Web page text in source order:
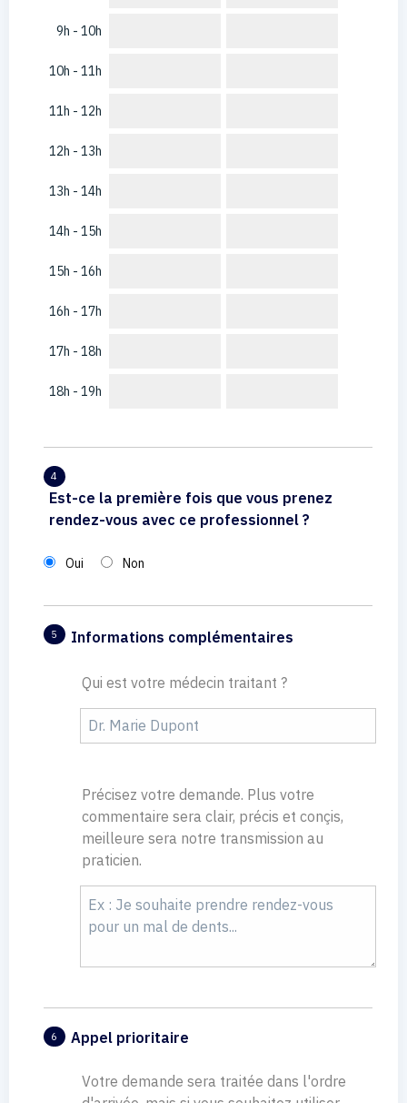
9h - 10h
10h - 11h
11h - 12h
12h - 13h
13h - 14h
14h - 15h
15h - 16h
16h - 17h
17h - 18h
18h - 19h
4
Est-ce la première fois que vous prenez
rendez-vous avec ce professionnel ?
Oui Non
5 Informations complémentaires
Qui est votre médecin traitant ?
Précisez votre demande. Plus votre
commentaire sera clair, précis et conçis,
meilleure sera notre transmission au
praticien.
6 Appel prioritaire
Votre demande sera traitée dans l'ordre